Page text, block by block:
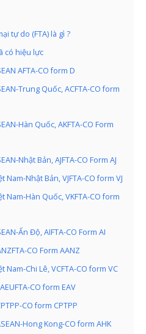
tự do (FTA) là gì ?
có hiệu lực
AFTA-CO form D
Trung Quốc, ACFTA-CO form
Hàn Quốc, AKFTA-CO Form
Nhật Bản, AJFTA-CO Form AJ
Nhật Bản, VJFTA-CO form VJ
Nam-Hàn Quốc, VKFTA-CO form
Ấn Độ, AIFTA-CO Form AI
CO Form AANZ
Chi Lê, VCFTA-CO form VC
CO form EAV
CO form CPTPP
Hong Kong-CO form AHK